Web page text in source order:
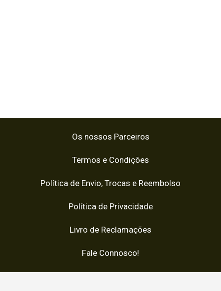
Os nossos Parceiros
Termos e Condições
Política de Envio, Trocas e Reembolso
Política de Privacidade
Livro de Reclamações
Fale Connosco!